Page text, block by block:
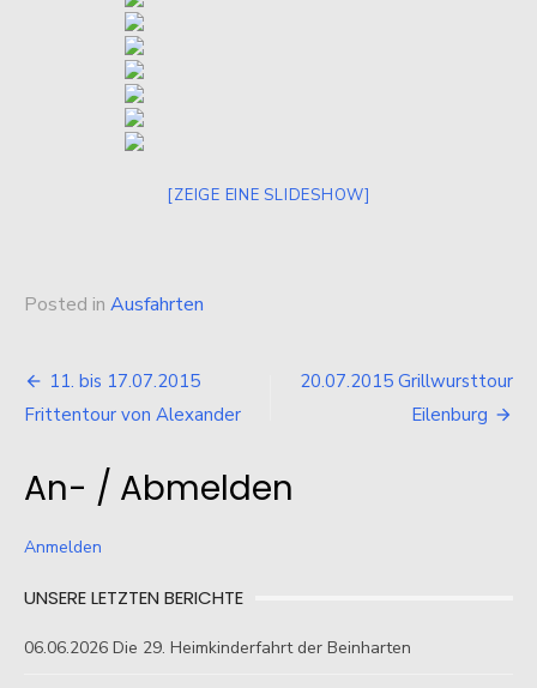
[ZEIGE EINE SLIDESHOW]
Posted in Ausfahrten
Beitragsnavigation
11. bis 17.07.2015
Frittentour von Alexander
20.07.2015 Grillwursttour
Eilenburg
An- / Abmelden
Anmelden
UNSERE LETZTEN BERICHTE
06.06.2026 Die 29. Heimkinderfahrt der Beinharten